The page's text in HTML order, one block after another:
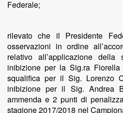
Federale;
rilevato che il Presidente
osservazioni in ordine
relativo all’applicazione
inibizione per la Sig.ra Fiorella
squalifica per il Sig. Lorenzo
inibizione per il Sig. Andrea
ammenda e 2 punti di
stagione 2017/2018 nel